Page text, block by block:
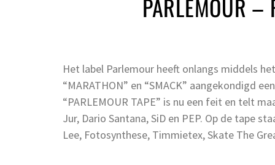
PARLEMOUR –
Het label Parlemour heeft onlangs middels
“MARATHON” en “SMACK” aangekondigd
“PARLEMOUR TAPE” is nu een feit en telt
Jur, Dario Santana, SiD en PEP. Op de tape
Lee, Fotosynthese, Timmietex, Skate The